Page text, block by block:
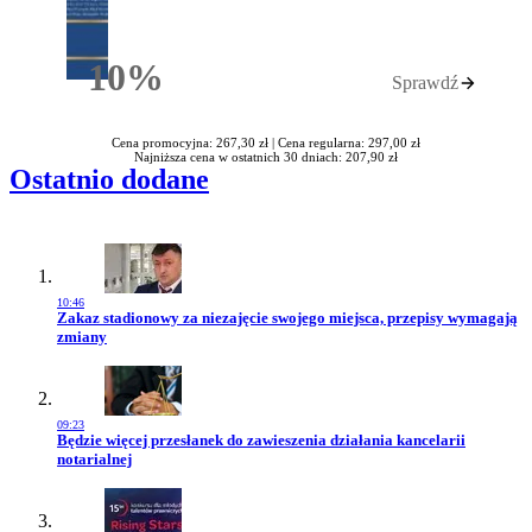
10%Rabatu Sprawdź
Cena promocyjna: 267,30 zł | Cena regularna: 297,00 zł
Najniższa cena w ostatnich 30 dniach: 207,90 zł
Ostatnio dodane
10:46
Przejdź do artykułu:
Zakaz stadionowy za niezajęcie swojego miejsca, przepisy wymagają
zmiany
09:23
Przejdź do artykułu:
Będzie więcej przesłanek do zawieszenia działania kancelarii
notarialnej